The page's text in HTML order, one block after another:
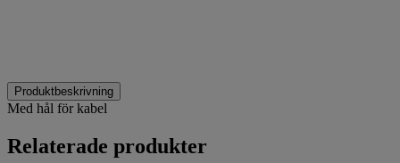
Produktbeskrivning
Med hål för kabel
Relaterade produkter